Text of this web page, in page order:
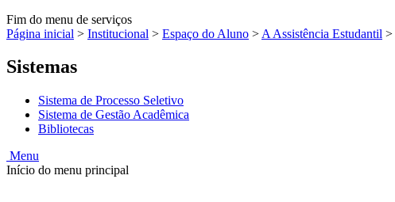
Fim do menu de serviços
Página inicial > Institucional > Espaço do Aluno > A Assistência Estudantil >
Sistemas
Sistema de Processo Seletivo
Sistema de Gestão Acadêmica
Bibliotecas
Menu
Início do menu principal